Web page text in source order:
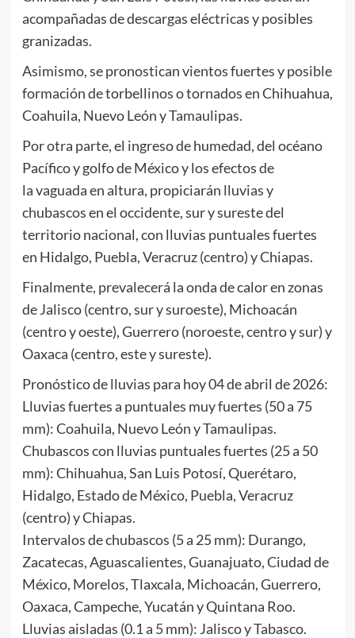
acompañadas de descargas eléctricas y posibles
granizadas.
Asimismo, se pronostican vientos fuertes y posible
formación de torbellinos o tornados en Chihuahua,
Coahuila, Nuevo León y Tamaulipas.
Por otra parte, el ingreso de humedad, del océano
Pacífico y golfo de México y los efectos de
la vaguada en altura, propiciarán lluvias y
chubascos en el occidente, sur y sureste del
territorio nacional, con lluvias puntuales fuertes
en Hidalgo, Puebla, Veracruz (centro) y Chiapas.
Finalmente, prevalecerá la onda de calor en zonas
de Jalisco (centro, sur y suroeste), Michoacán
(centro y oeste), Guerrero (noroeste, centro y sur) y
Oaxaca (centro, este y sureste).
Pronóstico de lluvias para hoy 04 de abril de 2026:
Lluvias fuertes a puntuales muy fuertes (50 a 75
mm): Coahuila, Nuevo León y Tamaulipas.
Chubascos con lluvias puntuales fuertes (25 a 50
mm): Chihuahua, San Luis Potosí, Querétaro,
Hidalgo, Estado de México, Puebla, Veracruz
(centro) y Chiapas.
Intervalos de chubascos (5 a 25 mm): Durango,
Zacatecas, Aguascalientes, Guanajuato, Ciudad de
México, Morelos, Tlaxcala, Michoacán, Guerrero,
Oaxaca, Campeche, Yucatán y Quintana Roo.
Lluvias aisladas (0.1 a 5 mm): Jalisco y Tabasco.